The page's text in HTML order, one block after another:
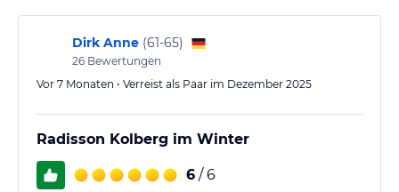
Dirk Anne (61-65)
26 Bewertungen
Vor 7 Monaten • Verreist als Paar im Dezember 2025
Radisson Kolberg im Winter
6 / 6